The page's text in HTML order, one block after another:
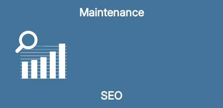
Maintenance
SEO